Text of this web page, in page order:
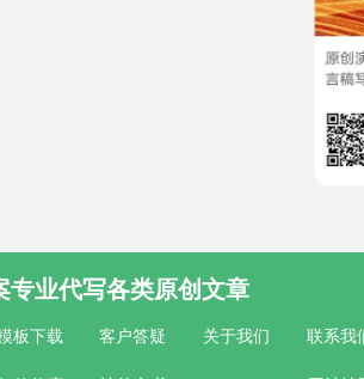
专业代写各类原创文章
板下载 客户答疑 关于我们 联系我